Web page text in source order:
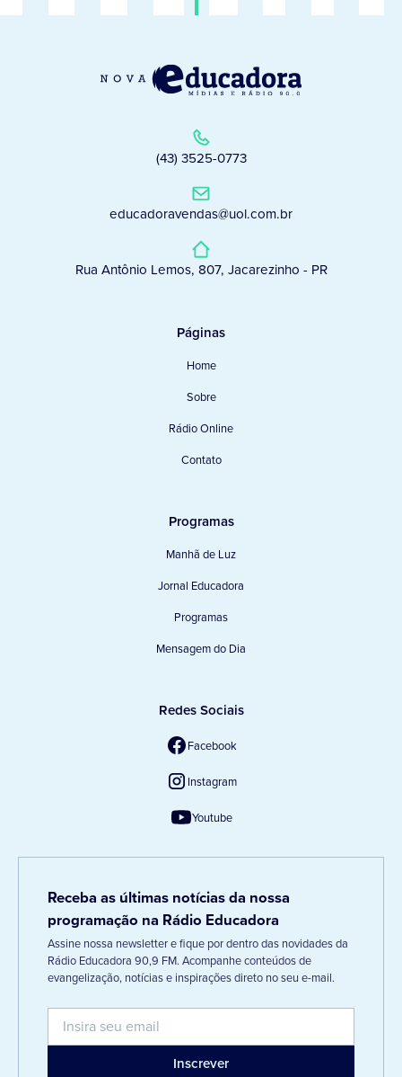
(43) 3525-0773
educadoravendas@uol.com.br
Rua Antônio Lemos, 807, Jacarezinho - PR
Páginas
Home
Sobre
Rádio Online
Contato
Programas
Manhã de Luz
Jornal Educadora
Programas
Mensagem do Dia
Redes Sociais
Facebook
Instagram
Youtube
Receba as últimas notícias da nossa
programação na Rádio Educadora
Assine nossa newsletter e fique por dentro das novidades da
Rádio Educadora 90,9 FM. Acompanhe conteúdos de
evangelização, notícias e inspirações direto no seu e-mail.